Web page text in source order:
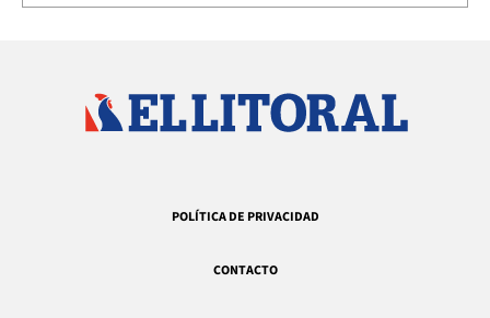
POLÍTICA DE PRIVACIDAD
CONTACTO